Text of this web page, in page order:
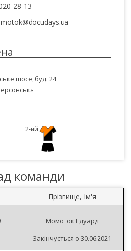
28-13
шосе, буд. 24
2-ий
команди
Прізвище, Ім'я
Момоток Едуард
Закінчується о 30.06.2021